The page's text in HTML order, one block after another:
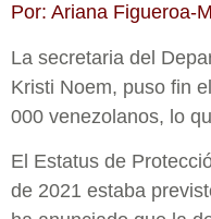
Por: Ariana Figueroa-
La secretaria del
Kristi Noem, puso fin
000 venezolanos, lo
El Estatus de
de 2021 estaba